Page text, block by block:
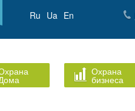
Ru Ua En
Охрана
бизнеса